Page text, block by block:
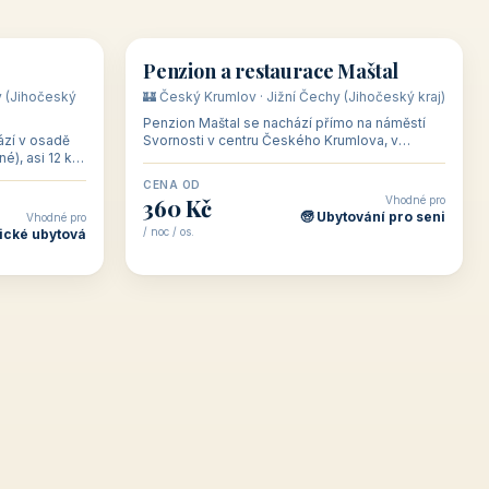
(Jihočeský
v osadě
asi 12 km
Vhodné pro
ubytová
🏡 penzion
Penzion a restaurace Maštal
🏰 Český Krumlov · Jižní Čechy (Jihočeský kraj)
Penzion Maštal se nachází přímo na náměstí
Svornosti v centru Českého Krumlova, v
CENA OD
360 Kč
/ noc / os.
Vhodné pro
🧓 Ubytování pro seni